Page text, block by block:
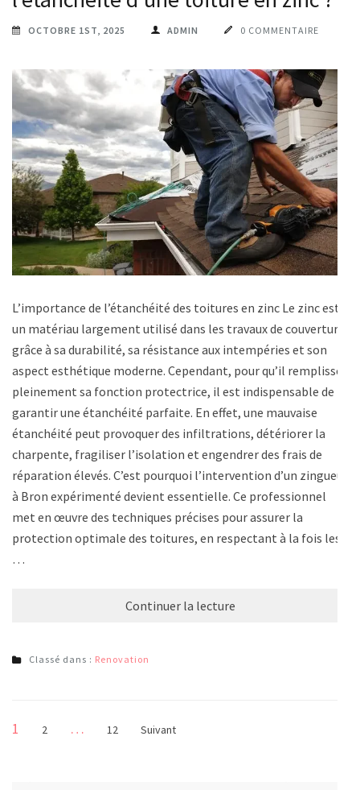
OCTOBRE 1ST, 2025 ADMIN 0 COMMENTAIRE
L’importance de l’étanchéité des toitures en zinc Le zinc est
un matériau largement utilisé dans les travaux de couverture
grâce à sa durabilité, sa résistance aux intempéries et son
aspect esthétique moderne. Cependant, pour qu’il remplisse
pleinement sa fonction protectrice, il est indispensable de
garantir une étanchéité parfaite. En effet, une mauvaise
étanchéité peut provoquer des infiltrations, détériorer la
charpente, fragiliser l’isolation et engendrer des frais de
réparation élevés. C’est pourquoi l’intervention d’un zingueur
à Bron expérimenté devient essentielle. Ce professionnel
met en œuvre des techniques précises pour assurer la
protection optimale des toitures, en respectant à la fois les
…
Continuer la lecture
Classé dans : Renovation
Pagination
Page
1 Page
2 … Page
12 Suivant